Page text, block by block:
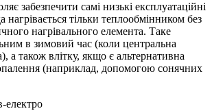
забезпечити самі низькі експлуатаційні
нагрівається тільки теплообмінником без
нагрівального елемента. Таке
в зимовий час (коли центральна
а також влітку, якщо є альтернативна
(наприклад, допомогою сонячних
електро